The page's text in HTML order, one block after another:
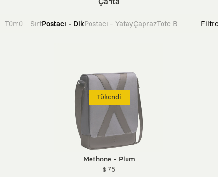
Çanta
Tümü SırtPostacı - DikPostacı - YatayÇaprazTote Bag Filtre
Tükendi
Methone - Plum
$ 75